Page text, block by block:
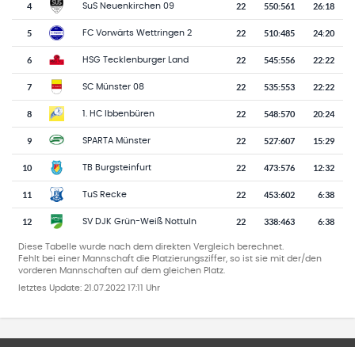
4 SuS Neuenkirchen 09 22 550:561 26:18
5 FC Vorwärts Wettringen 2 22 510:485 24:20
6 HSG Tecklenburger Land 22 545:556 22:22
7 SC Münster 08 22 535:553 22:22
8 1. HC Ibbenbüren 22 548:570 20:24
9 SPARTA Münster 22 527:607 15:29
10 TB Burgsteinfurt 22 473:576 12:32
11 TuS Recke 22 453:602 6:38
12 SV DJK Grün-Weiß Nottuln 22 338:463 6:38
Diese Tabelle wurde nach dem direkten Vergleich berechnet.
Fehlt bei einer Mannschaft die Platzierungsziffer, so ist sie mit der/den
vorderen Mannschaften auf dem gleichen Platz.
letztes Update: 21.07.2022 17:11 Uhr